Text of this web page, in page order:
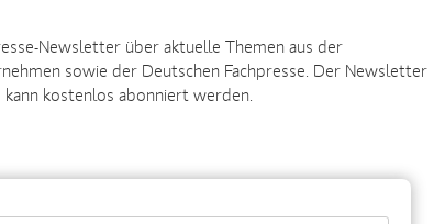
Newsletter über aktuelle Themen aus der
sowie der Deutschen Fachpresse. Der Newsletter
kostenlos abonniert werden.